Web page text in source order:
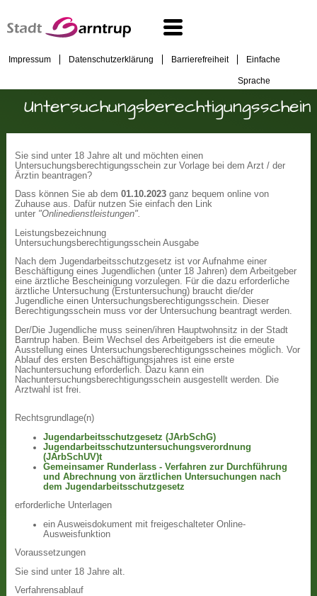
Impressum Datenschutzerklärung Barrierefreiheit Einfache
Sprache
Untersuchungsberechtigungsschein
Sie sind unter 18 Jahre alt und möchten einen
Untersuchungsberechtigungsschein zur Vorlage bei dem Arzt / der
Ärztin beantragen?
Dass können Sie ab dem01.10.2023 ganz bequem online von
Zuhause aus. Dafür nutzen Sie einfach den Link
unter "Onlinedienstleistungen".
Leistungsbezeichnung
Untersuchungsberechtigungsschein Ausgabe
Nach dem Jugendarbeitsschutzgesetz ist vor Aufnahme einer
Beschäftigung eines Jugendlichen (unter 18 Jahren) dem Arbeitgeber
eine ärztliche Bescheinigung vorzulegen. Für die dazu erforderliche
ärztliche Untersuchung (Erstuntersuchung) braucht die/der
Jugendliche einen Untersuchungsberechtigungsschein. Dieser
Berechtigungsschein muss vor der Untersuchung beantragt werden.
Der/Die Jugendliche muss seinen/ihren Hauptwohnsitz in der Stadt
Barntrup haben. Beim Wechsel des Arbeitgebers ist die erneute
Ausstellung eines Untersuchungsberechtigungsscheines möglich. Vor
Ablauf des ersten Beschäftigungsjahres ist eine erste
Nachuntersuchung erforderlich. Dazu kann ein
Nachuntersuchungsberechtigungsschein ausgestellt werden. Die
Arztwahl ist frei.
Rechtsgrundlage(n)
Jugendarbeitsschutzgesetz (JArbSchG)
Jugendarbeitsschutzuntersuchungsverordnung
(JArbSchUV)t
Gemeinsamer Runderlass - Verfahren zur Durchführung
und Abrechnung von ärztlichen Untersuchungen nach
dem Jugendarbeitsschutzgesetz
erforderliche Unterlagen
ein Ausweisdokument mit freigeschalteter Online-
Ausweisfunktion
Voraussetzungen
Sie sind unter 18 Jahre alt.
Verfahrensablauf